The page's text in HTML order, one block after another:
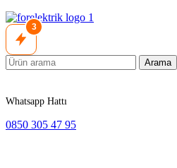
3
Arama
Whatsapp Hattı
0850 305 47 95